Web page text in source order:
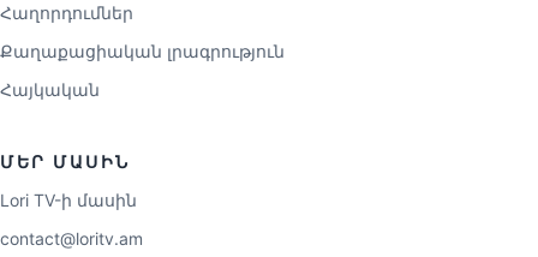
Հաղորդումներ
Քաղաքացիական լրագրություն
Հայկական
ՄԵՐ ՄԱՍԻՆ
Lori TV-ի մասին
contact@loritv.am